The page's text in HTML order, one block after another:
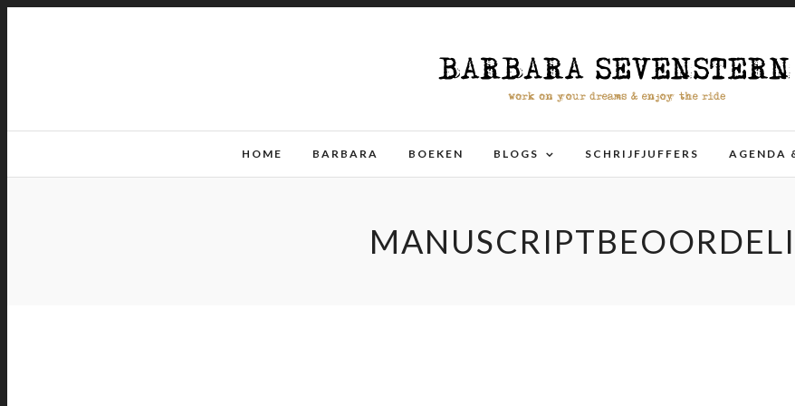
HOME BARBARA BOEKEN BLOGS SCHRIJFJUFFERS AGENDA